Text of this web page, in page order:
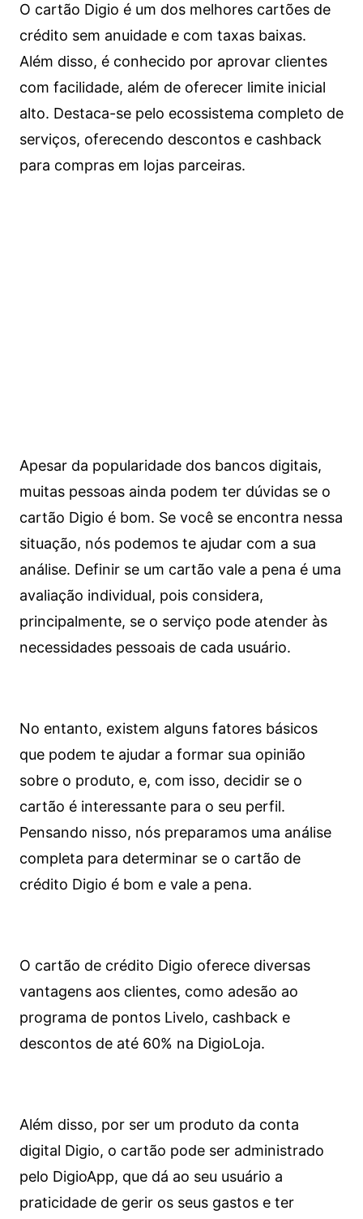
O cartão Digio é um dos melhores cartões de
crédito sem anuidade e com taxas baixas.
Além disso, é conhecido por aprovar clientes
com facilidade, além de oferecer limite inicial
alto. Destaca-se pelo ecossistema completo de
serviços, oferecendo descontos e cashback
para compras em lojas parceiras.
Apesar da popularidade dos bancos digitais,
muitas pessoas ainda podem ter dúvidas se o
cartão Digio é bom. Se você se encontra nessa
situação, nós podemos te ajudar com a sua
análise. Definir se um cartão vale a pena é uma
avaliação individual, pois considera,
principalmente, se o serviço pode atender às
necessidades pessoais de cada usuário.
No entanto, existem alguns fatores básicos
que podem te ajudar a formar sua opinião
sobre o produto, e, com isso, decidir se o
cartão é interessante para o seu perfil.
Pensando nisso, nós preparamos uma análise
completa para determinar se o cartão de
crédito Digio é bom e vale a pena.
O cartão de crédito Digio oferece diversas
vantagens aos clientes, como adesão ao
programa de pontos Livelo, cashback e
descontos de até 60% na DigioLoja.
Além disso, por ser um produto da conta
digital Digio, o cartão pode ser administrado
pelo DigioApp, que dá ao seu usuário a
praticidade de gerir os seus gastos e ter